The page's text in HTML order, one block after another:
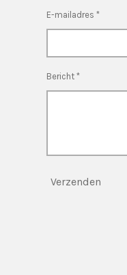
E-mailadres *
Bericht *
Verzenden